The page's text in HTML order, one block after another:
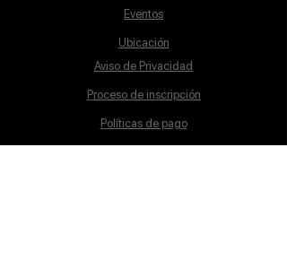
Eventos
Ubicación
Aviso de Privacidad
Proceso de inscripción
Políticas de pago